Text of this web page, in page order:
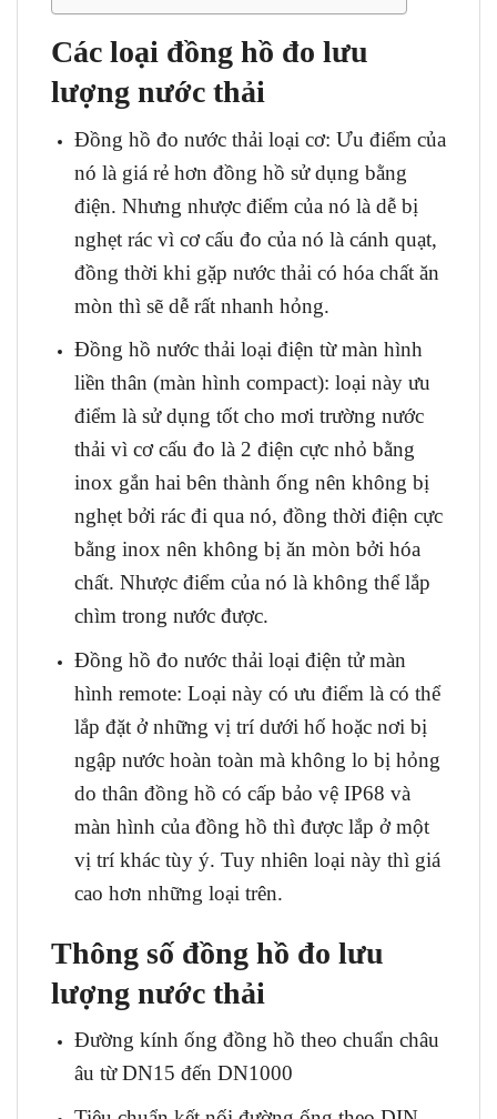
Các loại đồng hồ đo lưu
lượng nước thải
Đồng hồ đo nước thải loại cơ: Ưu điểm của
nó là giá rẻ hơn đồng hồ sử dụng bằng
điện. Nhưng nhược điểm của nó là dễ bị
nghẹt rác vì cơ cấu đo của nó là cánh quạt,
đồng thời khi gặp nước thải có hóa chất ăn
mòn thì sẽ dễ rất nhanh hỏng.
Đồng hồ nước thải loại điện từ màn hình
liền thân (màn hình compact): loại này ưu
điểm là sử dụng tốt cho mơi trường nước
thải vì cơ cấu đo là 2 điện cực nhỏ bằng
inox gắn hai bên thành ống nên không bị
nghẹt bởi rác đi qua nó, đồng thời điện cực
bằng inox nên không bị ăn mòn bởi hóa
chất. Nhược điểm của nó là không thể lắp
chìm trong nước được.
Đồng hồ đo nước thải loại điện tử màn
hình remote: Loại này có ưu điểm là có thể
lắp đặt ở những vị trí dưới hố hoặc nơi bị
ngập nước hoàn toàn mà không lo bị hỏng
do thân đồng hồ có cấp bảo vệ IP68 và
màn hình của đồng hồ thì được lắp ở một
vị trí khác tùy ý. Tuy nhiên loại này thì giá
cao hơn những loại trên.
Thông số đồng hồ đo lưu
lượng nước thải
Đường kính ống đồng hồ theo chuẩn châu
âu từ DN15 đến DN1000